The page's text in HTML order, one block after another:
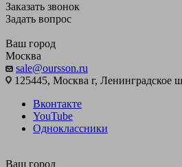
Заказать звонок
Задать вопрос
Ваш город
Москва
sale@oursson.ru
125445, Москва г,
Вконтакте
YouTube
Одноклассники
Ваш город